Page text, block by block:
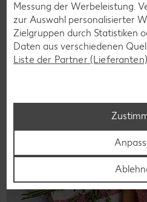
Bis auf einige wenige
keine Knochen und ihr Fleisch
Erfahre
Messung der Werbeleistung.
zur Auswahl personalisierter
Zielgruppen durch Statistiken
Daten aus verschiedenen
Liste der Partner (Lieferanten)